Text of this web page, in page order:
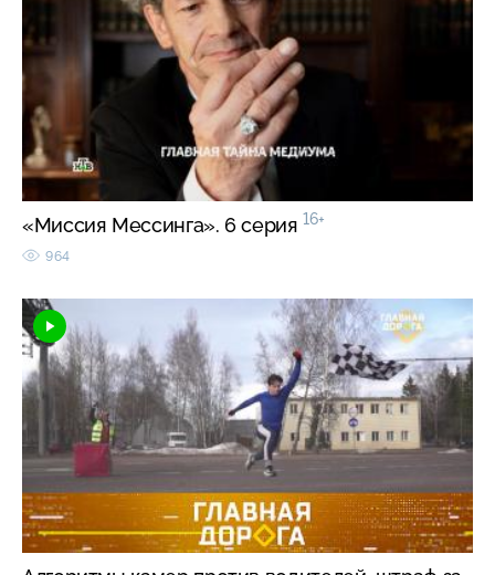
«Миссия Мессинга». 6 серия 16+
964